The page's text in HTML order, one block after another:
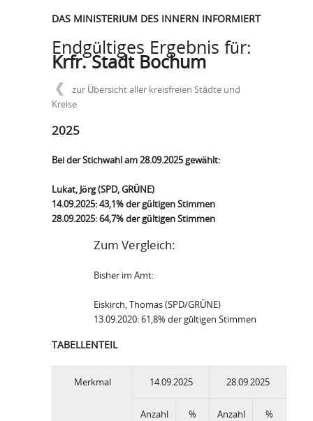
DAS MINISTERIUM DES INNERN INFORMIERT
Endgültiges Ergebnis für:
Krfr. Stadt Bochum
zur Übersicht aller kreisfreien Städte und
Kreise
2025
Bei der Stichwahl am 28.09.2025 gewählt:
Lukat, Jörg (SPD, GRÜNE)
14.09.2025: 43,1% der gültigen Stimmen
28.09.2025: 64,7% der gültigen Stimmen
Zum Vergleich:
Bisher im Amt:
Eiskirch, Thomas (SPD/GRÜNE)
13.09.2020: 61,8% der gültigen Stimmen
TABELLENTEIL
Merkmal 14.09.2025 28.09.2025
Anzahl % Anzahl %